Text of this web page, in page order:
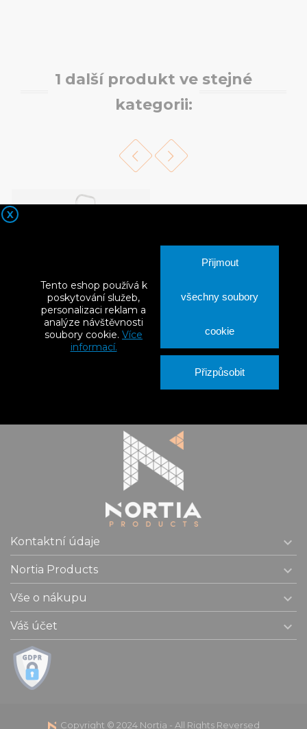
X
Tento eshop používá k
poskytování služeb,
personalizaci reklam a
analýze návštěvnosti
soubory cookie. Více
informací.
Přijmout
všechny soubory
cookie
Přizpůsobit
1 další produkt ve stejné
kategorii:
Univerzální zahradní rozmetadlo
Kontaktní údaje 
Nortia Products 
Vše o nákupu 
Váš účet 
Copyright © 2024 Nortia - All Rights Reversed